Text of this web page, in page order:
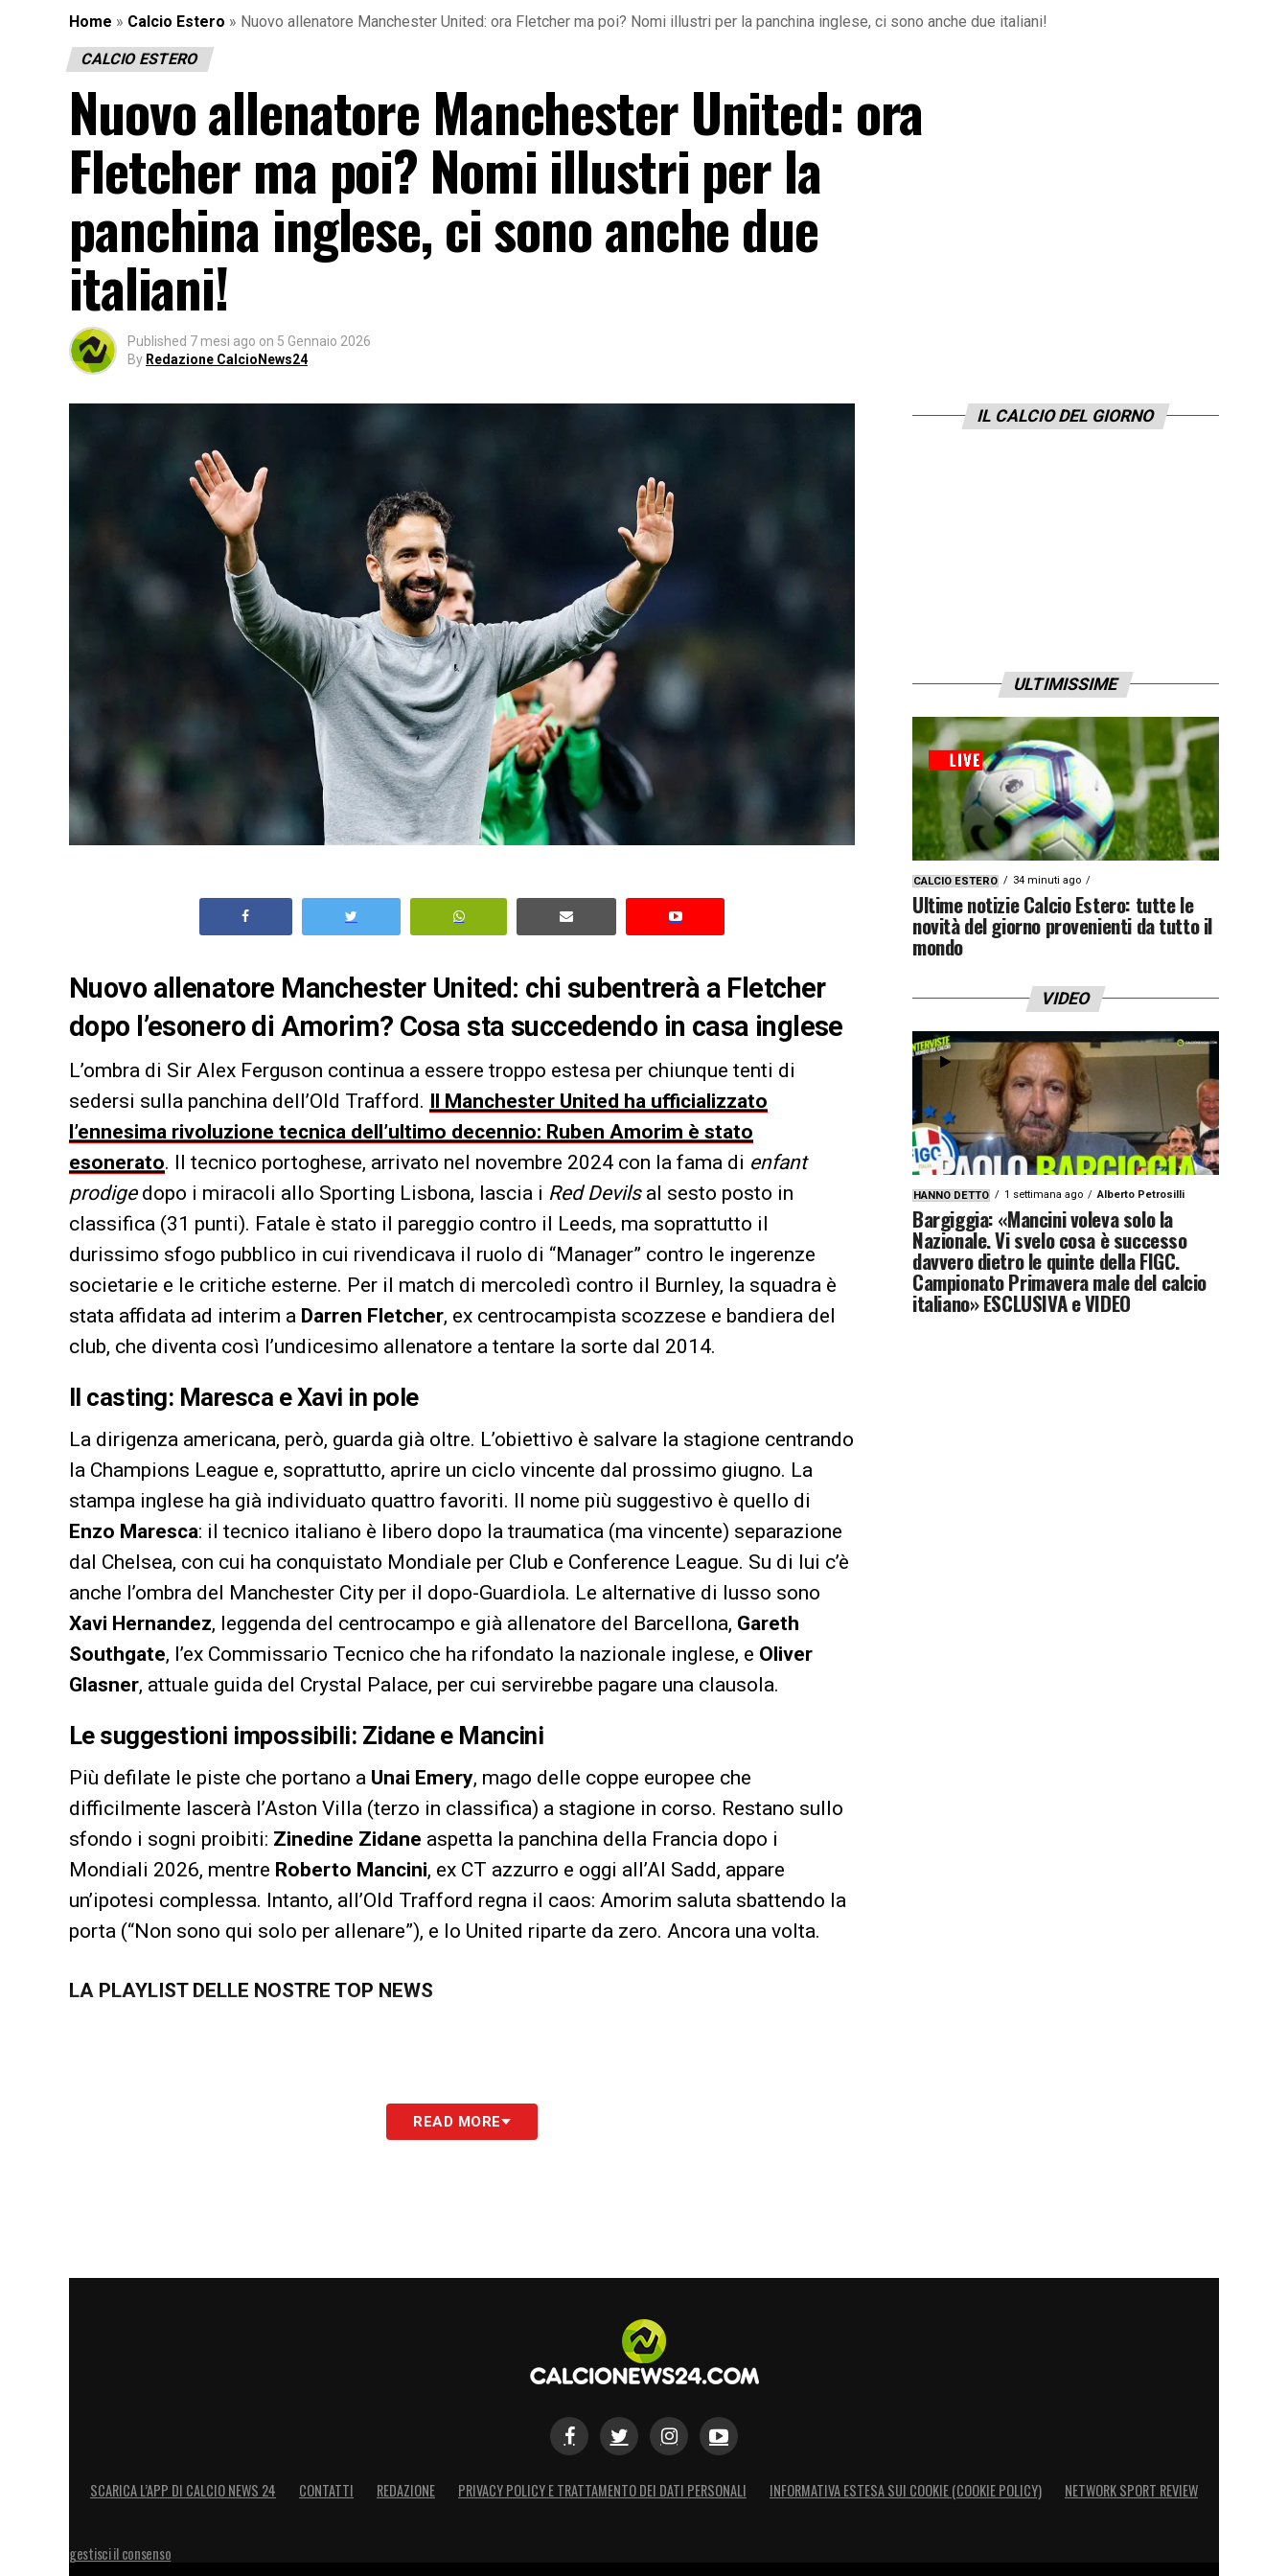
Home » Calcio Estero » Nuovo allenatore Manchester United: ora Fletcher ma poi? Nomi illustri per la panchina inglese, ci sono anche due italiani!
CALCIO ESTERO
Nuovo allenatore Manchester United: ora
Fletcher ma poi? Nomi illustri per la
panchina inglese, ci sono anche due
italiani!
Published 7 mesi ago on 5 Gennaio 2026
By Redazione CalcioNews24
Nuovo allenatore Manchester United: chi subentrerà a Fletcher
dopo l’esonero di Amorim? Cosa sta succedendo in casa inglese
L’ombra di Sir Alex Ferguson continua a essere troppo estesa per chiunque tenti di
sedersi sulla panchina dell’Old Trafford. Il Manchester United ha ufficializzato
l’ennesima rivoluzione tecnica dell’ultimo decennio: Ruben Amorim è stato
esonerato. Il tecnico portoghese, arrivato nel novembre 2024 con la fama di enfant
prodigedopo i miracoli allo Sporting Lisbona, lascia i Red Devilsal sesto posto in
classifica (31 punti). Fatale è stato il pareggio contro il Leeds, ma soprattutto il
durissimo sfogo pubblico in cui rivendicava il ruolo di “Manager” contro le ingerenze
societarie e le critiche esterne. Per il match di mercoledì contro il Burnley, la squadra è
stata affidata ad interim a Darren Fletcher, ex centrocampista scozzese e bandiera del
club, che diventa così l’undicesimo allenatore a tentare la sorte dal 2014.
Il casting: Maresca e Xavi in pole
La dirigenza americana, però, guarda già oltre. L’obiettivo è salvare la stagione centrando
la Champions League e, soprattutto, aprire un ciclo vincente dal prossimo giugno. La
stampa inglese ha già individuato quattro favoriti. Il nome più suggestivo è quello di
Enzo Maresca: il tecnico italiano è libero dopo la traumatica (ma vincente) separazione
dal Chelsea, con cui ha conquistato Mondiale per Club e Conference League. Su di lui c’è
anche l’ombra del Manchester City per il dopo-Guardiola. Le alternative di lusso sono
Xavi Hernandez, leggenda del centrocampo e già allenatore del Barcellona, Gareth
Southgate, l’ex Commissario Tecnico che ha rifondato la nazionale inglese, e Oliver
Glasner, attuale guida del Crystal Palace, per cui servirebbe pagare una clausola.
Le suggestioni impossibili: Zidane e Mancini
Più defilate le piste che portano a Unai Emery, mago delle coppe europee che
difficilmente lascerà l’Aston Villa (terzo in classifica) a stagione in corso. Restano sullo
sfondo i sogni proibiti: Zinedine Zidane aspetta la panchina della Francia dopo i
Mondiali 2026, mentre Roberto Mancini, ex CT azzurro e oggi all’Al Sadd, appare
un’ipotesi complessa. Intanto, all’Old Trafford regna il caos: Amorim saluta sbattendo la
porta (“Non sono qui solo per allenare”), e lo United riparte da zero. Ancora una volta.
LA PLAYLIST DELLE NOSTRE TOP NEWS
READ MORE
IL CALCIO DEL GIORNO
ULTIMISSIME
CALCIO ESTERO 34 minuti ago
Ultime notizie Calcio Estero: tutte le
novità del giorno provenienti da tutto il
mondo
VIDEO
HANNO DETTO 1 settimana ago Alberto Petrosilli
Bargiggia: «Mancini voleva solo la
Nazionale. Vi svelo cosa è successo
davvero dietro le quinte della FIGC.
Campionato Primavera male del calcio
italiano» ESCLUSIVA e VIDEO
SCARICA L’APP DI CALCIO NEWS 24 CONTATTI REDAZIONE PRIVACY POLICY E TRATTAMENTO DEI DATI PERSONALI INFORMATIVA ESTESA SUI COOKIE (COOKIE POLICY) NETWORK SPORT REVIEW
gestisci il consenso